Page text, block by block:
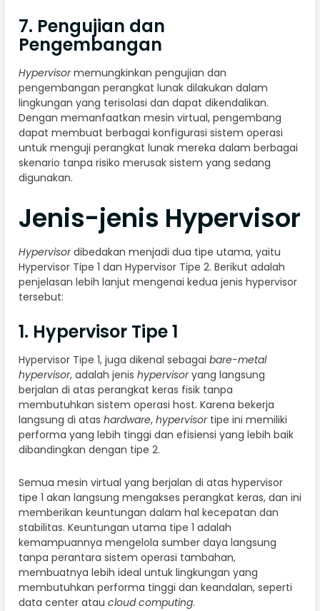
7. Pengujian dan
Pengembangan
Hypervisormemungkinkan pengujian dan
pengembangan perangkat lunak dilakukan dalam
lingkungan yang terisolasi dan dapat dikendalikan.
Dengan memanfaatkan mesin virtual, pengembang
dapat membuat berbagai konfigurasi sistem operasi
untuk menguji perangkat lunak mereka dalam berbagai
skenario tanpa risiko merusak sistem yang sedang
digunakan.
Jenis-jenis Hypervisor
Hypervisordibedakan menjadi dua tipe utama, yaitu
Hypervisor Tipe 1 dan Hypervisor Tipe 2. Berikut adalah
penjelasan lebih lanjut mengenai kedua jenis hypervisor
tersebut:
1. Hypervisor Tipe 1
Hypervisor Tipe 1, juga dikenal sebagai bare-metal
hypervisor, adalah jenis hypervisoryang langsung
berjalan di atas perangkat keras fisik tanpa
membutuhkan sistem operasi host. Karena bekerja
langsung di atas hardware, hypervisortipe ini memiliki
performa yang lebih tinggi dan efisiensi yang lebih baik
dibandingkan dengan tipe 2.
Semua mesin virtual yang berjalan di atas hypervisor
tipe 1 akan langsung mengakses perangkat keras, dan ini
memberikan keuntungan dalam hal kecepatan dan
stabilitas. Keuntungan utama tipe 1 adalah
kemampuannya mengelola sumber daya langsung
tanpa perantara sistem operasi tambahan,
membuatnya lebih ideal untuk lingkungan yang
membutuhkan performa tinggi dan keandalan, seperti
data center atau cloud computing.